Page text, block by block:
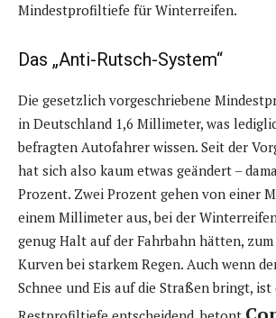
Mindestprofiltiefe für Winterreifen.
Das „Anti-Rutsch-System“
Die gesetzlich vorgeschriebene
in Deutschland 1,6 Millimeter, was
befragten Autofahrer wissen. Seit der
hat sich also kaum etwas geändert –
Prozent. Zwei Prozent gehen von einer
einem Millimeter aus, bei der
genug Halt auf der Fahrbahn hätten,
Kurven bei starkem Regen. Auch wenn
Schnee und Eis auf die Straßen bringt, ist